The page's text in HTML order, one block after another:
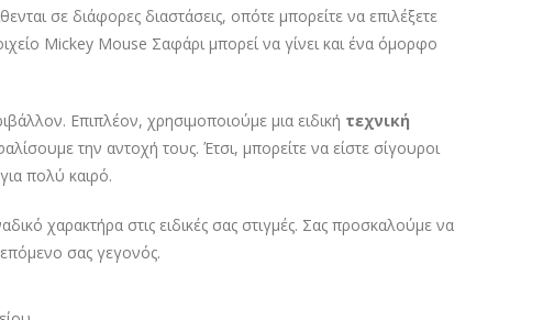
σε διάφορες διαστάσεις, οπότε μπορείτε να επιλέξετε
Mickey Mouse Σαφάρι μπορεί να γίνει και ένα όμορφο
Επιπλέον, χρησιμοποιούμε μια ειδική τεχνική
την αντοχή τους. Έτσι, μπορείτε να είστε σίγουροι
πολύ καιρό.
χαρακτήρα στις ειδικές σας στιγμές. Σας προσκαλούμε να
επόμενο σας γεγονός.